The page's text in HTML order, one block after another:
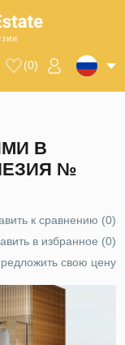
(0)
В
№
к сравнению (0)
в избранное (0)
свою цену